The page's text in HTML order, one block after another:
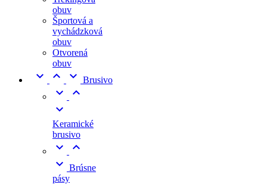
obuv
Športová a
vychádzková
obuv
Otvorená
obuv
   Brusivo



Keramické
brusivo


 Brúsne
pásy